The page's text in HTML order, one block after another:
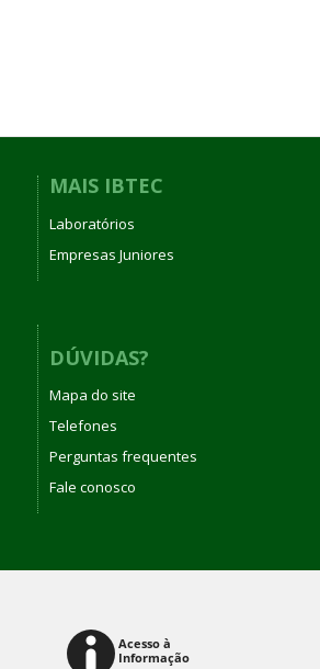
MAIS IBTEC
Laboratórios
Empresas Juniores
DÚVIDAS?
Mapa do site
Telefones
Perguntas frequentes
Fale conosco